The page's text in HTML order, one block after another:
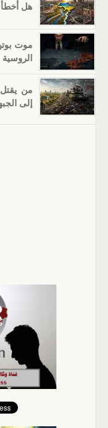
هل أخطأ
موت
الروسية
من يقتل
إلى